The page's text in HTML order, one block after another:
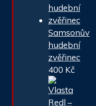
Samsonův
hudební
zvěřinec
400 Kč